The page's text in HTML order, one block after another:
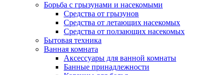
Борьба с грызунами и насекомыми
Средства от грызунов
Средства от летающих насекомых
Средства от ползающих насекомых
Бытовая техника
Ванная комната
Аксессуары для ванной комнаты
Банные принадлежности